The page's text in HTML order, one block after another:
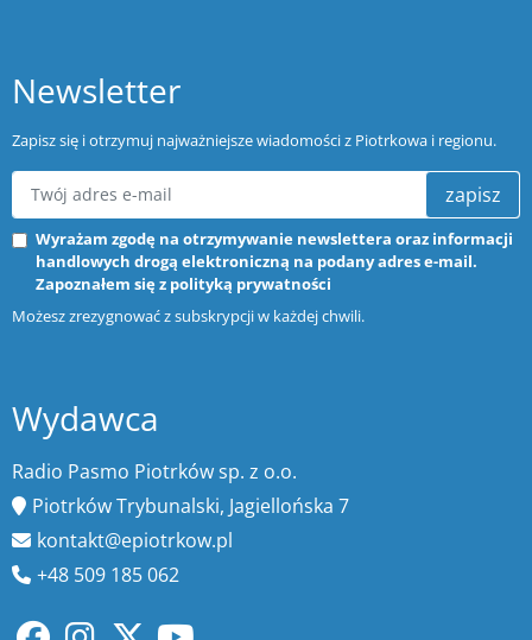
Newsletter
Zapisz się i otrzymuj najważniejsze wiadomości z Piotrkowa i regionu.
zapisz
Wyrażam zgodę na otrzymywanie newslettera oraz informacji
handlowych drogą elektroniczną na podany adres e-mail.
Zapoznałem się z polityką prywatności
Możesz zrezygnować z subskrypcji w każdej chwili.
Wydawca
Radio Pasmo Piotrków sp. z o.o.
Piotrków Trybunalski, Jagiellońska 7
kontakt@epiotrkow.pl
+48 509 185 062